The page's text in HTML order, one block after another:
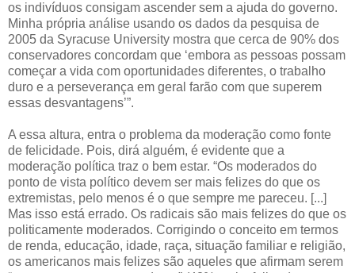
os indivíduos consigam ascender sem a ajuda do governo.
Minha própria análise usando os dados da pesquisa de
2005 da Syracuse University mostra que cerca de 90% dos
conservadores concordam que ‘embora as pessoas possam
começar a vida com oportunidades diferentes, o trabalho
duro e a perseverança em geral farão com que superem
essas desvantagens’”.
A essa altura, entra o problema da moderação como fonte
de felicidade. Pois, dirá alguém, é evidente que a
moderação política traz o bem estar. “Os moderados do
ponto de vista político devem ser mais felizes do que os
extremistas, pelo menos é o que sempre me pareceu. [...]
Mas isso está errado. Os radicais são mais felizes do que os
politicamente moderados. Corrigindo o conceito em termos
de renda, educação, idade, raça, situação familiar e religião,
os americanos mais felizes são aqueles que afirmam serem